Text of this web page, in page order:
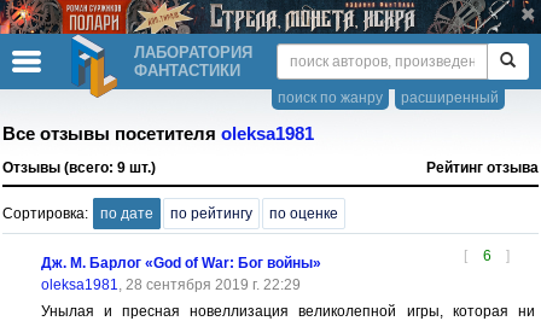
ЛАБОРАТОРИЯ
ФАНТАСТИКИ
расширенный
поиск по жанру
Все отзывы посетителя oleksa1981
Отзывы (всего: 9 шт.) Рейтинг отзыва
Сортировка: по дате по рейтингу по оценке
[ 6 ]
Дж. М. Барлог «God of War: Бог войны»
oleksa1981, 28 сентября 2019 г. 22:29
Унылая и пресная новеллизация великолепной игры, которая ни